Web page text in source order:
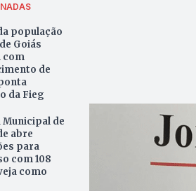
população
Goiás
com
de
da Fieg
Municipal de
abre
para
com 108
como